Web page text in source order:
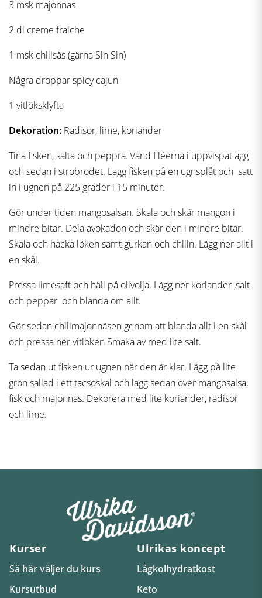
3 msk majonnäs
2 dl creme fraiche
1 msk chilisås (gärna Sin Sin)
Några droppar spicy cajun
1 vitlöksklyfta
Dekoration: Rädisor, lime, koriander
Tina fisken, salta och peppra. Vänd filéerna i uppvispat ägg
och sedan i ströbrödet. Lägg fisken på en ugnsplåt och sätt
in i ugnen på 225 grader i 15 minuter.
Gör under tiden mangosalsan. Skala och skär mangon i
mindre bitar. Dela avokadon och skär den i mindre bitar.
Skala och hacka löken samt gurkan och chilin. Lägg ner allt i
en skål.
Pressa limesaft och häll på olivolja. Lägg ner koriander ,salt
och peppar och blanda om allt.
Gör sedan chilimajonnäsen genom att blanda allt i en skål
och pressa ner vitlöken Smaka av med lite salt.
Ta sedan ut fisken ur ugnen när den är klar. Lägg på lite
grön sallad i ett tacsoskal och lägg sedan över mangosalsa,
fisk och majonnäs. Dekorera med lite koriander, rädisor
och lime.
Kurser
Så här väljer du kurs
Kursutbud
Ulrikas koncept
Lågkolhydratkost
Keto